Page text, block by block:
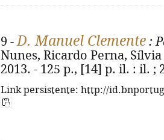
9 -D. Manuel Clemente :
Nunes, Ricardo Perna,
2013. - 125 p., [14] p. il. : il. ;
Link persistente: http://